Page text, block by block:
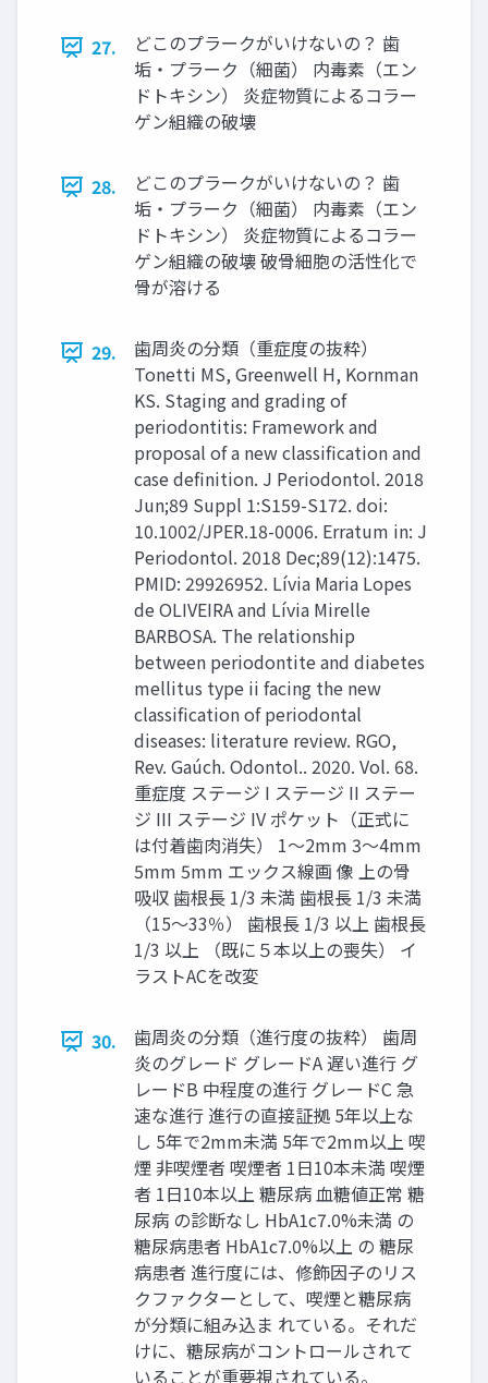
27.
どこのプラークがいけないの？ 歯
垢・プラーク（細菌） 内毒素（エン
ドトキシン） 炎症物質によるコラー
ゲン組織の破壊
28.
どこのプラークがいけないの？ 歯
垢・プラーク（細菌） 内毒素（エン
ドトキシン） 炎症物質によるコラー
ゲン組織の破壊 破骨細胞の活性化で
骨が溶ける
29.
歯周炎の分類（重症度の抜粋）
Tonetti MS, Greenwell H, Kornman
KS. Staging and grading of
periodontitis: Framework and
proposal of a new classification and
case definition. J Periodontol. 2018
Jun;89 Suppl 1:S159-S172. doi:
10.1002/JPER.18-0006. Erratum in: J
Periodontol. 2018 Dec;89(12):1475.
PMID: 29926952. Lívia Maria Lopes
de OLIVEIRA and Lívia Mirelle
BARBOSA. The relationship
between periodontite and diabetes
mellitus type ii facing the new
classification of periodontal
diseases: literature review. RGO,
Rev. Gaúch. Odontol.. 2020. Vol. 68.
重症度 ステージ I ステージ II ステー
ジ III ステージ IV ポケット（正式に
は付着歯肉消失） 1〜2mm 3〜4mm
5mm 5mm エックス線画 像 上の骨
吸収 歯根長 1/3 未満 歯根長 1/3 未満
（15〜33％） 歯根長 1/3 以上 歯根長
1/3 以上 （既に５本以上の喪失） イ
ラストACを改変
30.
歯周炎の分類（進行度の抜粋） 歯周
炎のグレード グレードA 遅い進行 グ
レードB 中程度の進行 グレードC 急
速な進行 進行の直接証拠 5年以上な
し 5年で2mm未満 5年で2mm以上 喫
煙 非喫煙者 喫煙者 1日10本未満 喫煙
者 1日10本以上 糖尿病 血糖値正常 糖
尿病 の診断なし HbA1c7.0%未満 の
糖尿病患者 HbA1c7.0%以上 の 糖尿
病患者 進行度には、修飾因子のリス
クファクターとして、喫煙と糖尿病
が分類に組み込ま れている。それだ
けに、糖尿病がコントロールされて
いることが重要視されている。